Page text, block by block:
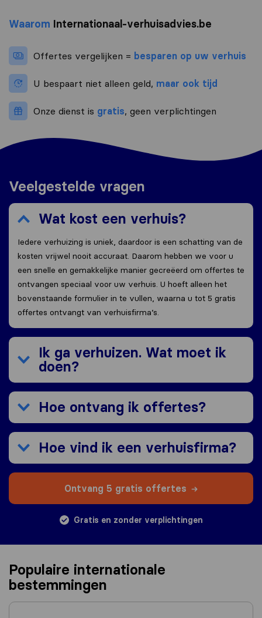
Waarom Internationaal-verhuisadvies.be
Offertes vergelijken = besparen op uw verhuis
U bespaart niet alleen geld, maar ook tijd
Onze dienst is gratis, geen verplichtingen
Veelgestelde vragen
Wat kost een verhuis?
Iedere verhuizing is uniek, daardoor is een schatting van de
kosten vrijwel nooit accuraat. Daarom hebben we voor u
een snelle en gemakkelijke manier gecreëerd om offertes te
ontvangen speciaal voor uw verhuis. U hoeft alleen het
bovenstaande formulier in te vullen, waarna u tot 5 gratis
offertes ontvangt van verhuisfirma’s.
Ik ga verhuizen. Wat moet ik
doen?
Hoe ontvang ik offertes?
Hoe vind ik een verhuisfirma?
Ontvang 5 gratis offertes
Gratis en zonder verplichtingen
Populaire internationale
bestemmingen